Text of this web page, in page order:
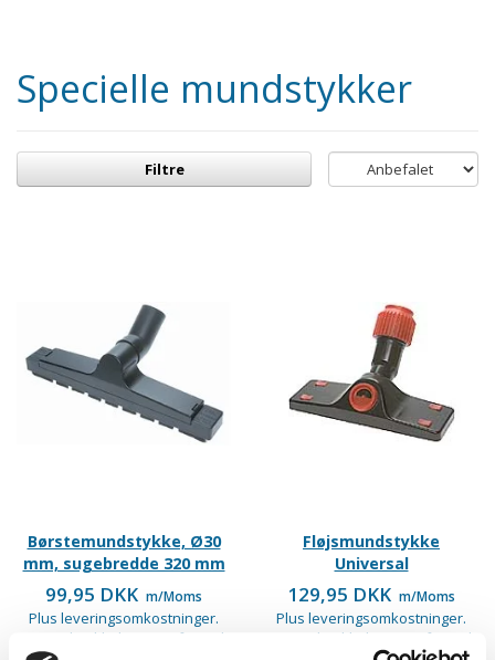
Specielle mundstykker
Filtre
Børstemundstykke, Ø30
mm, sugebredde 320 mm
99,95 DKK m/Moms
Plus leveringsomkostninger.
39,00 til pakkehops. Fri fragt til
Fløjsmundstykke
Universal
129,95 DKK m/Moms
Plus leveringsomkostninger.
39,00 til pakkehops. Fri fragt til